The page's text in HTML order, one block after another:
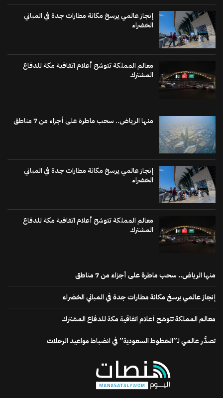
إنجاز عالمي يرسخ مكانة مطارات جدة في المباني
الخضراء
معالم المملكة تتوشح أعلام اتفاقية مكة للدفاع
المشترك
منها الرياض.. سحب ماطرة على أجزاء من 7 مناطق
إنجاز عالمي يرسخ مكانة مطارات جدة في المباني
الخضراء
معالم المملكة تتوشح أعلام اتفاقية مكة للدفاع
المشترك
منها الرياض.. سحب ماطرة على أجزاء من 7 مناطق
إنجاز عالمي يرسخ مكانة مطارات جدة في المباني الخضراء
معالم المملكة تتوشح أعلام اتفاقية مكة للدفاع المشترك
تصدُّر عالمي لـ”الخطوط السعودية” في انضباط مواعيد الرحلات